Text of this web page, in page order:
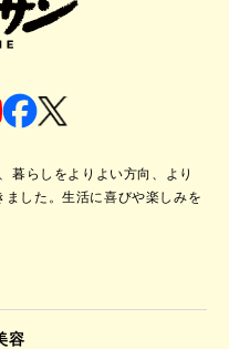
暮らしをよりよい方向、より
ました。生活に喜びや楽しみを
容